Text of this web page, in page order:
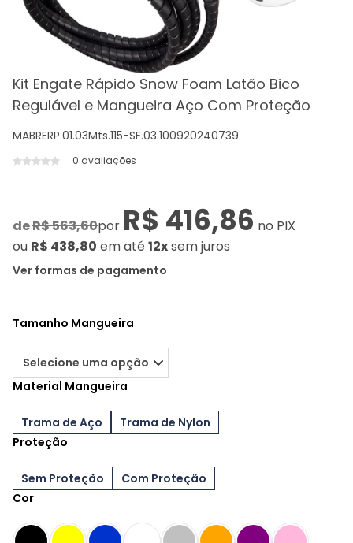
Kit Engate Rápido Snow Foam Latão Bico
Regulável e Mangueira Aço Com Proteção
MABRERP.01.03Mts.115-SF.03.100920240739
0 avaliações
deR$ 563,60por R$ 416,86 no PIX
ou R$ 438,80 em até 12xsem juros
Ver formas de pagamento
Tamanho Mangueira
Material Mangueira
Trama de Aço
Trama de Nylon
Proteção
Sem Proteção
Com Proteção
Cor